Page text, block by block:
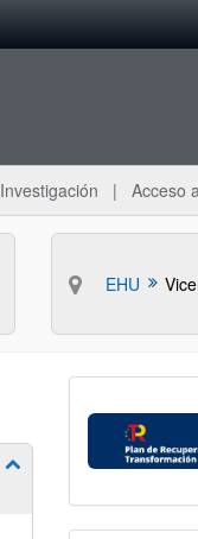
Investigación Acceso
EHU
Mostrar/ocultar subpáginas